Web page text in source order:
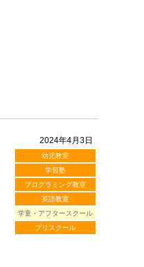
2024年4月3日
幼児教室
学習塾
プログラミング教室
英語教室
学童・アフタースクール
プリスクール